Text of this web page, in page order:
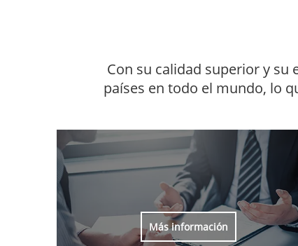
Con su calidad superior y su
países en todo el mundo, lo
Más información